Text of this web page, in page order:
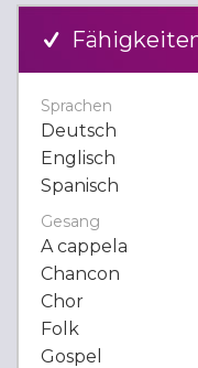
Sprachen
Deutsch
Englisch
Spanisch
Gesang
A cappela
Chancon
Chor
Folk
Gospel